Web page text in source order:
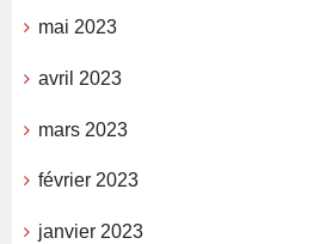
mai 2023
avril 2023
mars 2023
février 2023
janvier 2023